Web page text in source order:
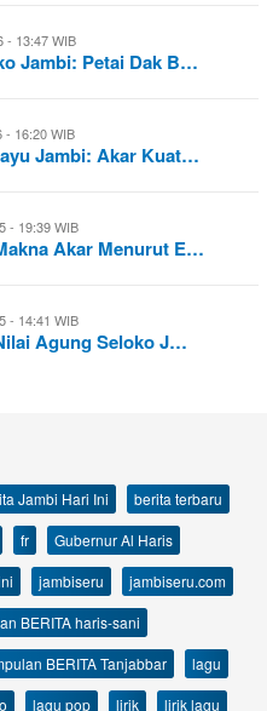
- 13:47 WIB
Jambi: Petai Dak B…
- 16:20 WIB
Jambi: Akar Kuat…
- 19:39 WIB
Akar Menurut E…
- 14:41 WIB
Agung Seloko J…
Jambi Hari Ini
berita terbaru
fr
Gubernur Al Haris
jambiseru
jambiseru.com
BERITA haris-sani
BERITA Tanjabbar
lagu
lagu pop lirik
lirik lagu